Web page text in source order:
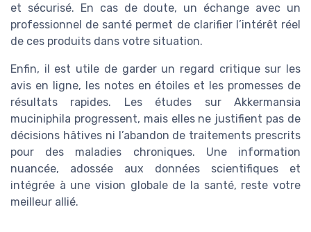
et sécurisé. En cas de doute, un échange avec un
professionnel de santé permet de clarifier l’intérêt réel
de ces produits dans votre situation.
Enfin, il est utile de garder un regard critique sur les
avis en ligne, les notes en étoiles et les promesses de
résultats rapides. Les études sur Akkermansia
muciniphila progressent, mais elles ne justifient pas de
décisions hâtives ni l’abandon de traitements prescrits
pour des maladies chroniques. Une information
nuancée, adossée aux données scientifiques et
intégrée à une vision globale de la santé, reste votre
meilleur allié.